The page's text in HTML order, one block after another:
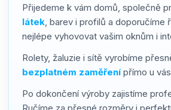
Přijedeme k vám domů, společně
látek, barev i profilů a doporučíme
nejlépe vyhovovat vašim oknům i
Rolety, žaluzie i sítě vyrobíme
bezplatném zaměření přímo u
Po dokončení výroby zajistíme